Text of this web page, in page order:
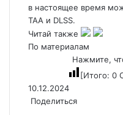
в настоящее время
TAA и DLSS.
Читай также
По материалам
Нажмите,
[Итого: 0
10.12.2024
Поделиться